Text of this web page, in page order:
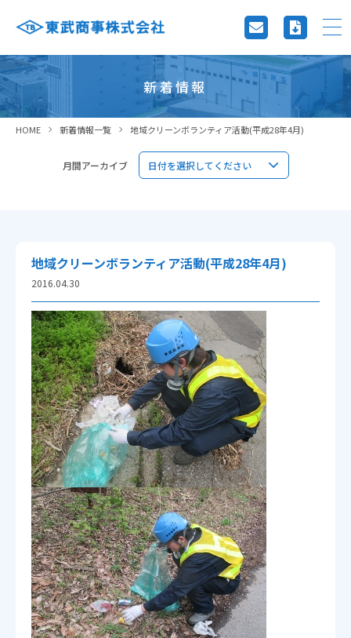
新着情報
HOME 新着情報一覧 地域クリーンボランティア活動(平成28年4月)
月間アーカイブ
地域クリーンボランティア活動(平成28年4月)
2016.04.30